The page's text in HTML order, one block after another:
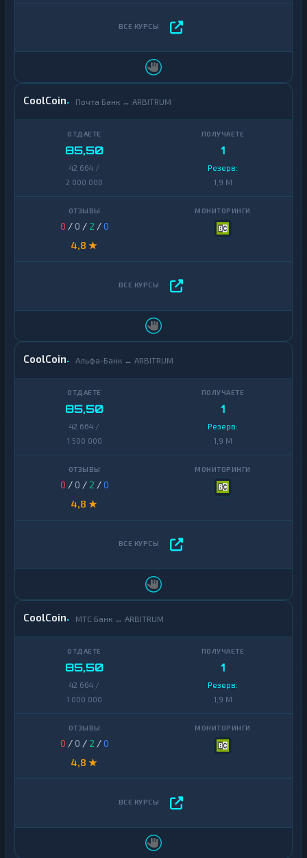
CoolCoin Почта Банк ↔ ARBITRUM
85,50
42 664 /
2 000 000
1
Резерв:
1,9 M
0 / 0 / 2 /0
4,8 ★
CoolCoin Альфа-Банк ↔ ARBITRUM
85,50
42 664 /
1 500 000
1
Резерв:
1,9 M
0 / 0 / 2 /0
4,8 ★
CoolCoin МТС Банк ↔ ARBITRUM
85,50
42 664 /
1 000 000
1
Резерв:
1,9 M
0 / 0 / 2 /0
4,8 ★